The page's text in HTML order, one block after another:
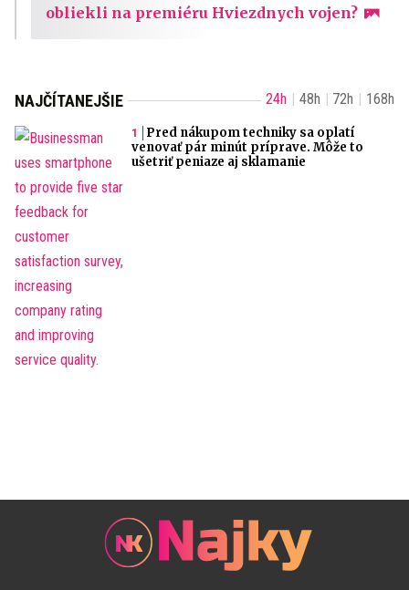
obliekli na premiéru Hviezdnych vojen?
NAJČÍTANEJŠIE 24h 48h 72h 168h
Pred nákupom techniky sa oplatí
venovať pár minút príprave. Môže to
ušetriť peniaze aj sklamanie